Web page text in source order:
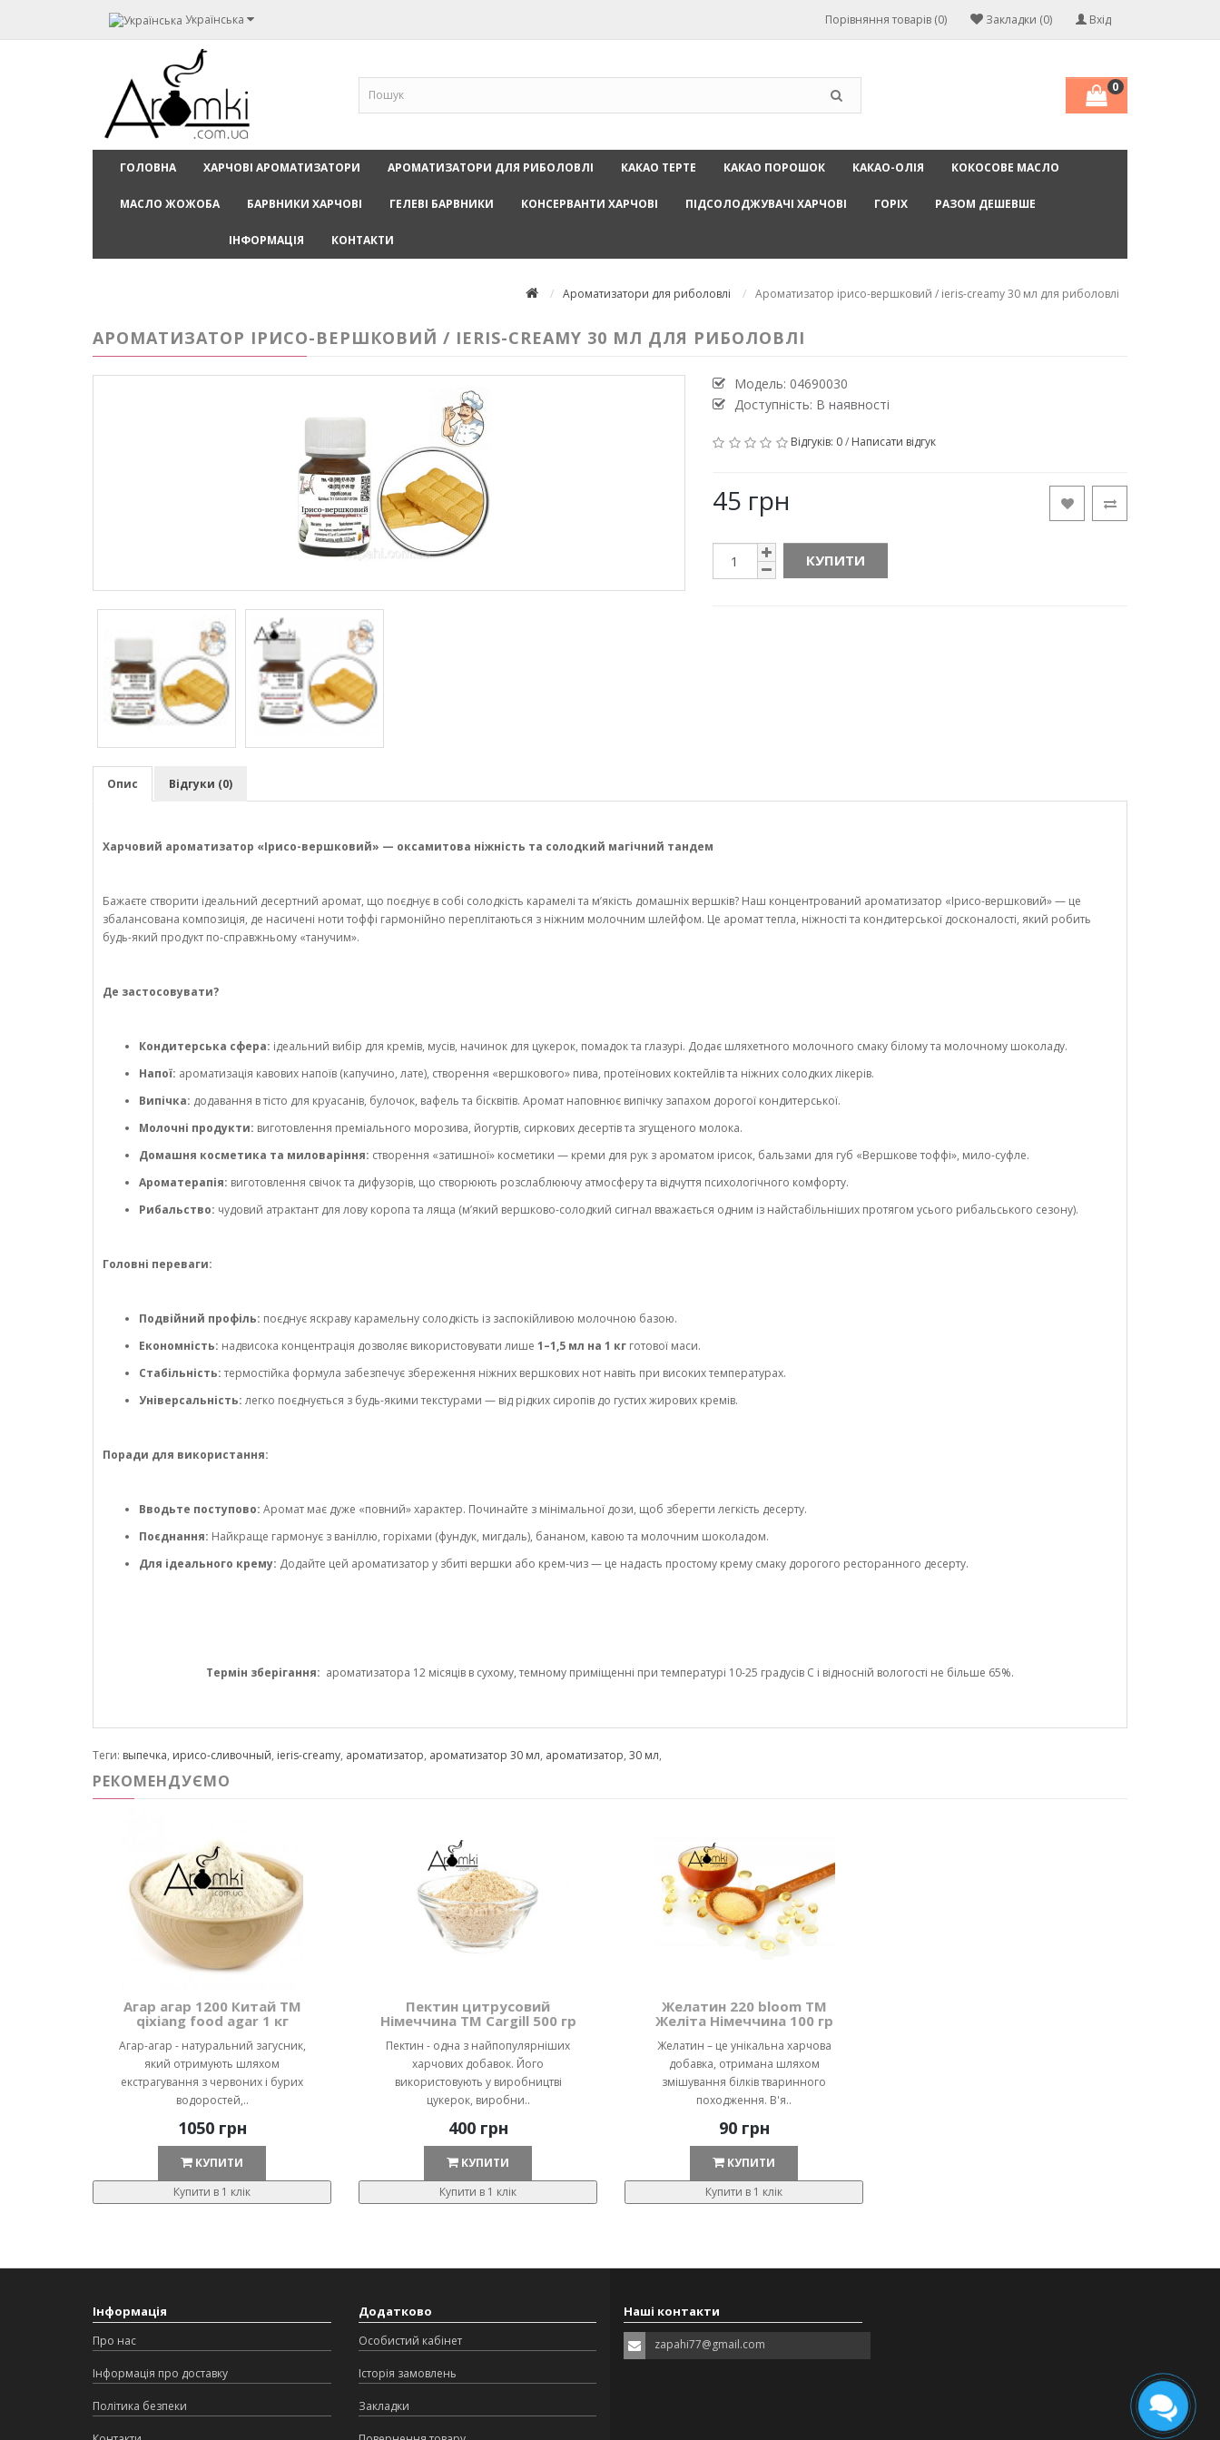
Українська Вхід
Закладки (0)
Порівняння товарів (0)
0
ГОЛОВНА ХАРЧОВІ АРОМАТИЗАТОРИ АРОМАТИЗАТОРИ ДЛЯ РИБОЛОВЛІ КАКАО ТЕРТЕ КАКАО ПОРОШОК КАКАО-ОЛІЯ КОКОСОВЕ МАСЛО
МАСЛО ЖОЖОБА БАРВНИКИ ХАРЧОВІ ГЕЛЕВІ БАРВНИКИ КОНСЕРВАНТИ ХАРЧОВІ ПІДСОЛОДЖУВАЧІ ХАРЧОВІ ГОРІХ РАЗОМ ДЕШЕВШЕ
ІНФОРМАЦІЯ КОНТАКТИ
Ароматизатори для риболовлі Ароматизатор ірисо-вершковий / ieris-creamy 30 мл для риболовлі
АРОМАТИЗАТОР ІРИСО-ВЕРШКОВИЙ / IERIS-CREAMY 30 МЛ ДЛЯ РИБОЛОВЛІ
Модель: 04690030
Доступність: В наявності
Відгуків: 0/ Написати відгук
45 грн
КУПИТИ
Опис Відгуки (0)
Харчовий ароматизатор «Ірисо-вершковий» — оксамитова ніжність та солодкий магічний тандем
Бажаєте створити ідеальний десертний аромат, що поєднує в собі солодкість карамелі та м’якість домашніх вершків? Наш концентрований ароматизатор «Ірисо-вершковий» — це
збалансована композиція, де насичені ноти тоффі гармонійно переплітаються з ніжним молочним шлейфом. Це аромат тепла, ніжності та кондитерської досконалості, який робить
будь-який продукт по-справжньому «танучим».
Де застосовувати?
Кондитерська сфера: ідеальний вибір для кремів, мусів, начинок для цукерок, помадок та глазурі. Додає шляхетного молочного смаку білому та молочному шоколаду.
Напої: ароматизація кавових напоїв (капучино, лате), створення «вершкового» пива, протеїнових коктейлів та ніжних солодких лікерів.
Випічка: додавання в тісто для круасанів, булочок, вафель та бісквітів. Аромат наповнює випічку запахом дорогої кондитерської.
Молочні продукти: виготовлення преміального морозива, йогуртів, сиркових десертів та згущеного молока.
Домашня косметика та миловаріння: створення «затишної» косметики — креми для рук з ароматом ірисок, бальзами для губ «Вершкове тоффі», мило-суфле.
Ароматерапія: виготовлення свічок та дифузорів, що створюють розслаблюючу атмосферу та відчуття психологічного комфорту.
Рибальство: чудовий атрактант для лову коропа та ляща (м’який вершково-солодкий сигнал вважається одним із найстабільніших протягом усього рибальського сезону).
Головні переваги:
Подвійний профіль: поєднує яскраву карамельну солодкість із заспокійливою молочною базою.
Економність: надвисока концентрація дозволяє використовувати лише 1–1,5 мл на 1 кг готової маси.
Стабільність:термостійка формула забезпечує збереження ніжних вершкових нот навіть при високих температурах.
Універсальність: легко поєднується з будь-якими текстурами — від рідких сиропів до густих жирових кремів.
Поради для використання:
Вводьте поступово: Аромат має дуже «повний» характер. Починайте з мінімальної дози, щоб зберегти легкість десерту.
Поєднання: Найкраще гармонує з ваніллю, горіхами (фундук, мигдаль), бананом, кавою та молочним шоколадом.
Для ідеального крему: Додайте цей ароматизатор у збиті вершки або крем-чиз — це надасть простому крему смаку дорогого ресторанного десерту.
Термін зберігання: ароматизатора 12 місяців в сухому, темному приміщенні при температурі 10-25 градусів С і відносній вологості не більше 65%.
Теги: выпечка, ирисо-сливочный, ieris-creamy, ароматизатор, ароматизатор 30 мл, ароматизатор, 30 мл,
РЕКОМЕНДУЄМО
Агар агар 1200 Китай ТМ
qixiang food agar 1 кг
Агар-агар - натуральний загусник,
який отримують шляхом
екстрагування з червоних і бурих
водоростей,..
1050 грн
КУПИТИ
Купити в 1 клік
Пектин цитрусовий
Німеччина ТМ Cargill 500 гр
Пектин - одна з найпопулярніших
харчових добавок. Його
використовують у виробництві
цукерок, виробни..
400 грн
КУПИТИ
Купити в 1 клік
Желатин 220 bloom ТМ
Желіта Німеччина 100 гр
Желатин – це унікальна харчова
добавка, отримана шляхом
змішування білків тваринного
походження. В'я..
90 грн
КУПИТИ
Купити в 1 клік
Інформація
Про нас
Інформація про доставку
Політика безпеки
Додатково
Особистий кабінет
Історія замовлень
Закладки
Наші контакти
zapahi77@gmail.com